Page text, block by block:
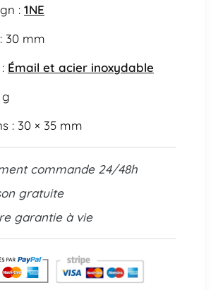
: 1NE
30 mm
Émail et acier inoxydable
g
: 30 × 35 mm
commande 24/48h
gratuite
garantie à vie